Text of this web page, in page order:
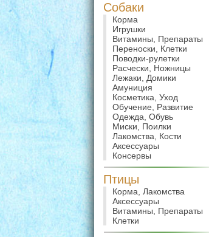
Собаки
Корма
Игрушки
Витамины, Препараты
Переноски, Клетки
Поводки-рулетки
Расчески, Ножницы
Лежаки, Домики
Амуниция
Косметика, Уход
Обучение, Развитие
Одежда, Обувь
Миски, Поилки
Лакомства, Кости
Аксессуары
Консервы
Птицы
Корма, Лакомства
Аксессуары
Витамины, Препараты
Клетки